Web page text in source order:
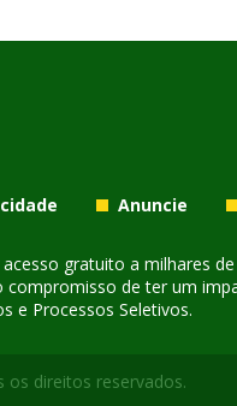
Anuncie
gratuito a milhares
de ter um
e Processos Seletivos.
os direitos reservados.